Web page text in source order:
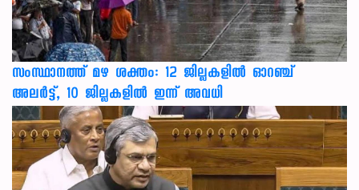
സംസ്ഥാനത്ത് മഴ ശക്തം: 12 ജില്ലകളിൽ ഓറഞ്ച്
അലർട്ട്, 10 ജില്ലകളിൽ ഇന്ന് അവധി